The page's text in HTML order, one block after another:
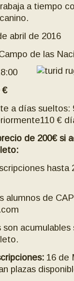
a tiempo
abril de 2016
de las
€
a días sueltos:
€
de 200€ si
hasta
alumnos de
acumulables
16 de
plazas